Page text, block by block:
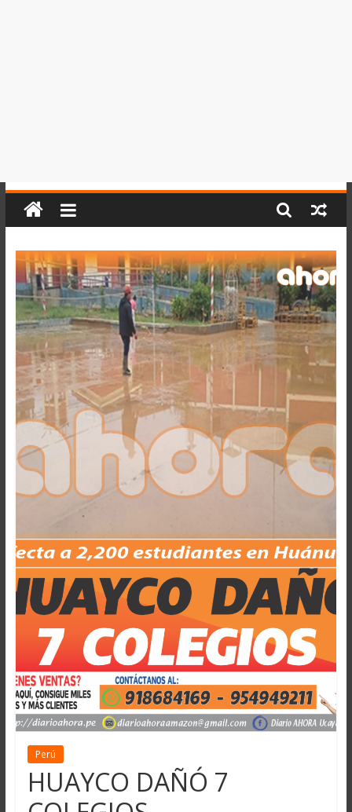
Perú
HUAYCO DAÑÓ 7